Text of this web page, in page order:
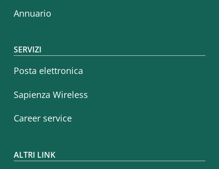
Annuario
SERVIZI
Posta elettronica
Sapienza Wireless
Career service
ALTRI LINK